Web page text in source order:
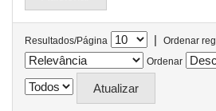
Resultados/Página |
Ordenar
Ordenar